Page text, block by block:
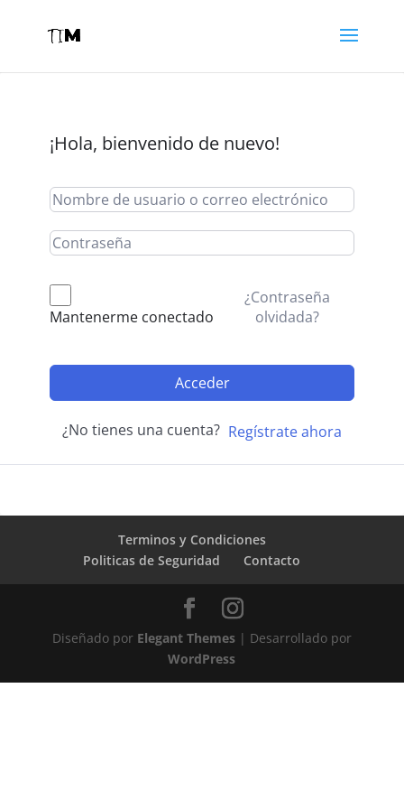
¡Hola, bienvenido de nuevo!
Mantenerme conectado
¿Contraseña
olvidada?
Acceder
¿No tienes una cuenta? Regístrate ahora
Terminos y Condiciones
Politicas de Seguridad
Contacto
Diseñado por Elegant Themes| Desarrollado por
WordPress